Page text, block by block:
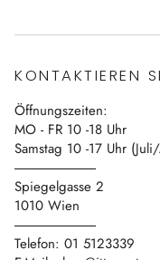
Impressum
Vertrag widerrufen
Blog
Kontakt
KONTAKTIEREN
Öffnungszeiten:
MO - FR 10 -18 Uhr
Samstag 10 -17 Uhr
------------------------------
Spiegelgasse 2
1010 Wien
------------------------------
Telefon: 01 5123339